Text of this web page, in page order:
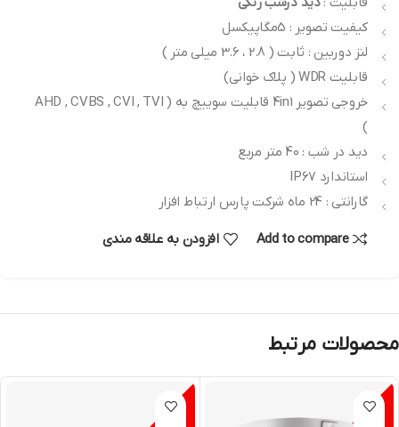
کیفیت تصویر : 5مگاپیکسل
لنز دوربین : ثابت ( 2.8 ، 3.6 میلی متر )
قابلیت WDR ( پلاک خوانی)
خروجی تصویر 4in1 قابلیت سوییچ به ( AHD , CVBS , CVI , TVI
)
دید در شب : 40 متر مربع
استاندارد IP67
گارانتی : 24 ماه شرکت پارس ارتباط افزار
Add to compare افزودن به علاقه مندی
محصولات مرتبط